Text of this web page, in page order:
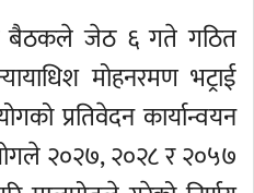
बैठकले जेठ ६ गते गठित
मोहनरमण भट्राई
प्रतिवेदन कार्यान्वयन
२०२७, २०२८ र २०५७